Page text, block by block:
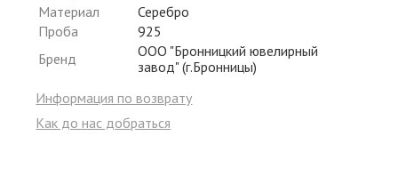
Материал
Серебро
Проба
925
Бренд
ООО "Бронницкий ювелирный
завод" (г.Бронницы)
Информация по возврату
Как до нас добраться